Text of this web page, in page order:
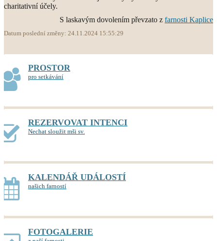
charitativní účely.
S laskavým dovolením převzato z farnosti Kaplice
Datum poslední změny: 24.11.2024 15:55:29
PROSTOR
pro setkávání
REZERVOVAT INTENCI
Nechat sloužit mši sv.
KALENDÁŘ UDÁLOSTÍ
našich farností
FOTOGALERIE